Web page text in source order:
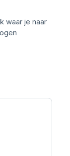
waar je naar